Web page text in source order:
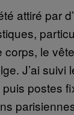
attiré par
corps, le
J’ai suivi
puis postes